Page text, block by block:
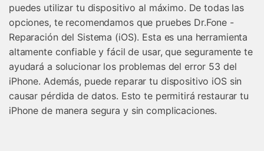
puedes utilizar tu dispositivo al máximo. De todas las
opciones, te recomendamos que pruebes Dr.Fone -
Reparación del Sistema (iOS). Esta es una herramienta
altamente confiable y fácil de usar, que seguramente te
ayudará a solucionar los problemas del error 53 del
iPhone. Además, puede reparar tu dispositivo iOS sin
causar pérdida de datos. Esto te permitirá restaurar tu
iPhone de manera segura y sin complicaciones.